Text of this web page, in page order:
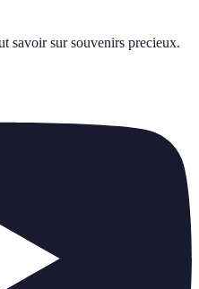
savoir sur souvenirs precieux.